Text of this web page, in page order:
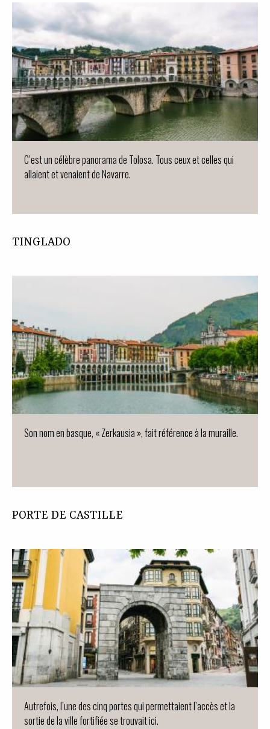
C’est un célèbre panorama de Tolosa. Tous ceux et celles qui
allaient et venaient de Navarre.
TINGLADO
Son nom en basque, « Zerkausia », fait référence à la muraille.
PORTE DE CASTILLE
Autrefois, l’une des cinq portes qui permettaient l’accès et la
sortie de la ville fortifiée se trouvait ici.